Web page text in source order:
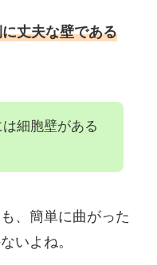
丈夫な壁である
細胞壁がある
、簡単に曲がった
いよね。